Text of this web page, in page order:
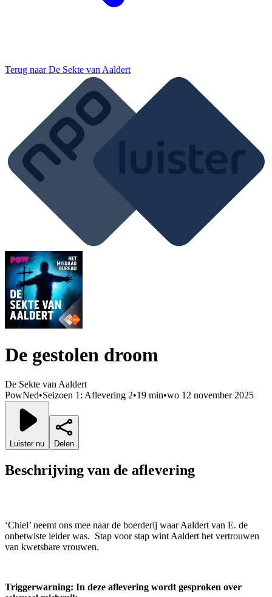
Terug naarDe Sekte van Aaldert
De gestolen droom
De Sekte van Aaldert
PowNed•Seizoen 1: Aflevering 2•19 min•wo 12 november 2025
Luister nu Delen
Beschrijving van de aflevering
‘Chiel’ neemt ons mee naar de boerderij waar Aaldert van E. de
onbetwiste leider was. Stap voor stap wint Aaldert het vertrouwen
van kwetsbare vrouwen.
Triggerwarning: In deze aflevering wordt gesproken over